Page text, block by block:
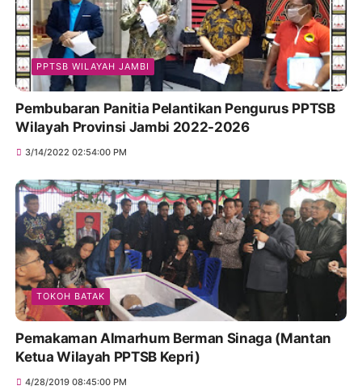
PPTSB WILAYAH JAMBI
Pembubaran Panitia Pelantikan Pengurus PPTSB
Wilayah Provinsi Jambi 2022-2026
3/14/2022 02:54:00 PM
TOKOH BATAK
Pemakaman Almarhum Berman Sinaga (Mantan
Ketua Wilayah PPTSB Kepri)
4/28/2019 08:45:00 PM